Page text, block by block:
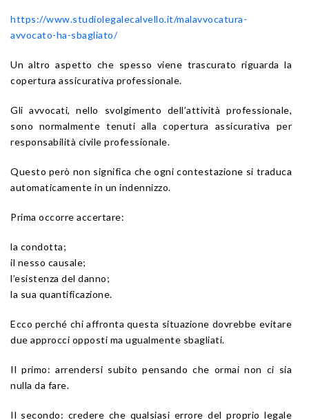
https://www.studiolegalecalvello.it/malavvocatura-
avvocato-ha-sbagliato/
Un altro aspetto che spesso viene trascurato riguarda la
copertura assicurativa professionale.
Gli avvocati, nello svolgimento dell’attività professionale,
sono normalmente tenuti alla copertura assicurativa per
responsabilità civile professionale.
Questo però non significa che ogni contestazione si traduca
automaticamente in un indennizzo.
Prima occorre accertare:
la condotta;
il nesso causale;
l’esistenza del danno;
la sua quantificazione.
Ecco perché chi affronta questa situazione dovrebbe evitare
due approcci opposti ma ugualmente sbagliati.
Il primo: arrendersi subito pensando che ormai non ci sia
nulla da fare.
Il secondo: credere che qualsiasi errore del proprio legale